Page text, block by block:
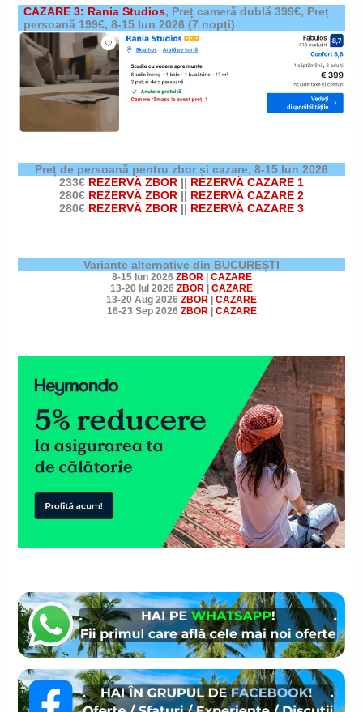
CAZARE 3: Rania Studios, Preț cameră dublă 399€, Preț
persoană 199€, 8-15 Iun 2026 (7 nopți)
Preț de persoană pentru zbor și cazare, 8-15 Iun 2026
233€ REZERVĂ ZBOR || REZERVĂ CAZARE 1
280€ REZERVĂ ZBOR || REZERVĂ CAZARE 2
280€ REZERVĂ ZBOR || REZERVĂ CAZARE 3
Variante alternative din BUCUREȘTI
8-15 Iun 2026 ZBOR
CAZARE
13-20 Iul 2026 ZBOR
CAZARE
13-20 Aug 2026 ZBOR
CAZARE
16-23 Sep 2026 ZBOR| CAZARE